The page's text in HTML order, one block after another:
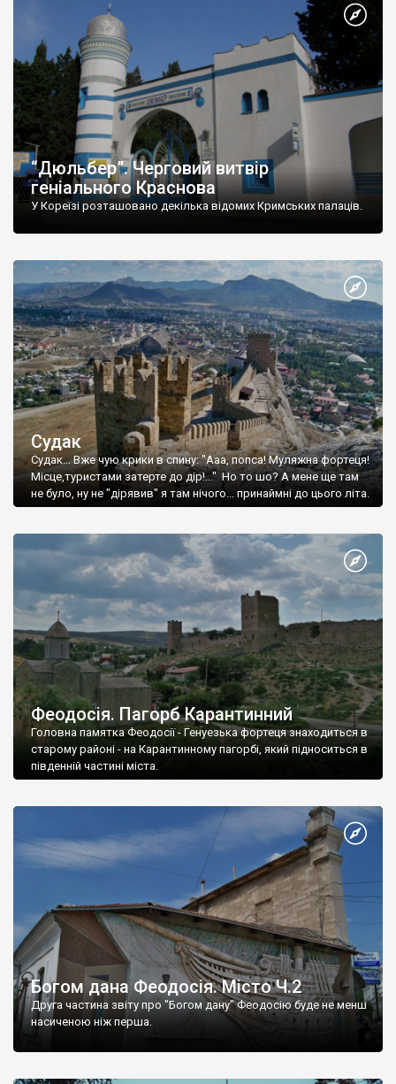
“Дюльбер”. Черговий витвір
геніального Краснова
У Кореїзі розташовано декілька відомих Кримських палаців.
Судак
Судак... Вже чую крики в спину: "Ааа, попса! Муляжна фортеця!
Місце,туристами затерте до дір!..." Но то шо? А мене ще там
не було, ну не "дірявив" я там нічого... принаймні до цього літа.
Феодосія. Пагорб Карантинний
Головна памятка Феодосії - Генуезька фортеця знаходиться в
старому районі - на Карантинному пагорбі, який підноситься в
південній частині міста.
Богом дана Феодосія. Місто Ч.2
Друга частина звіту про "Богом дану" Феодосію буде не менш
насиченою ніж перша.